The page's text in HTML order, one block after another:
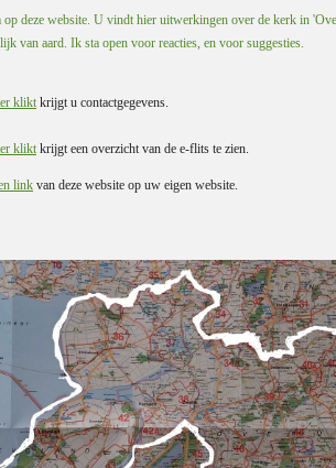
op deze website. U vindt hier uitwerkingen over de kerk in
van aard. Ik sta open voor reacties, en voor suggesties.
klikt krijgt u contactgegevens.
klikt krijgt een overzicht van de e-flits te zien.
link van deze website op uw eigen website.